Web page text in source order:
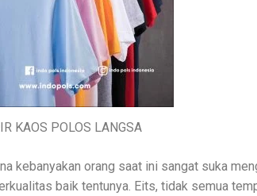
KAOS POLOS LANGSA
kebanyakan orang saat ini sangat suka
baik tentunya. Eits, tidak semua